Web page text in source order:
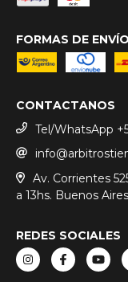
FORMAS DE ENVÍO
CONTACTANOS
Tel/WhatsApp
Av. Corrientes
a 13hs. Buenos Aires
REDES SOCIALES